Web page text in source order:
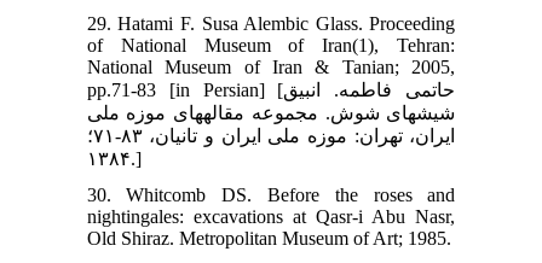
29. Hatami F. Susa Alembic Glass. Proceeding
of National Museum of Iran(1), Tehran:
National Museum of Iran & Tanian; 2005,
pp.71-83 [in Persian] [حاتمی فاطمه. انبیق
شیشه‏ای شوش. مجموعه مقاله‏های موزه ملی
ایران، تهران: موزه ملی ایران و تانیان، ۸۳-۷۱؛
۱۳۸۴.]
30. Whitcomb DS. Before the roses and
nightingales: excavations at Qasr-i Abu Nasr,
Old Shiraz. Metropolitan Museum of Art; 1985.